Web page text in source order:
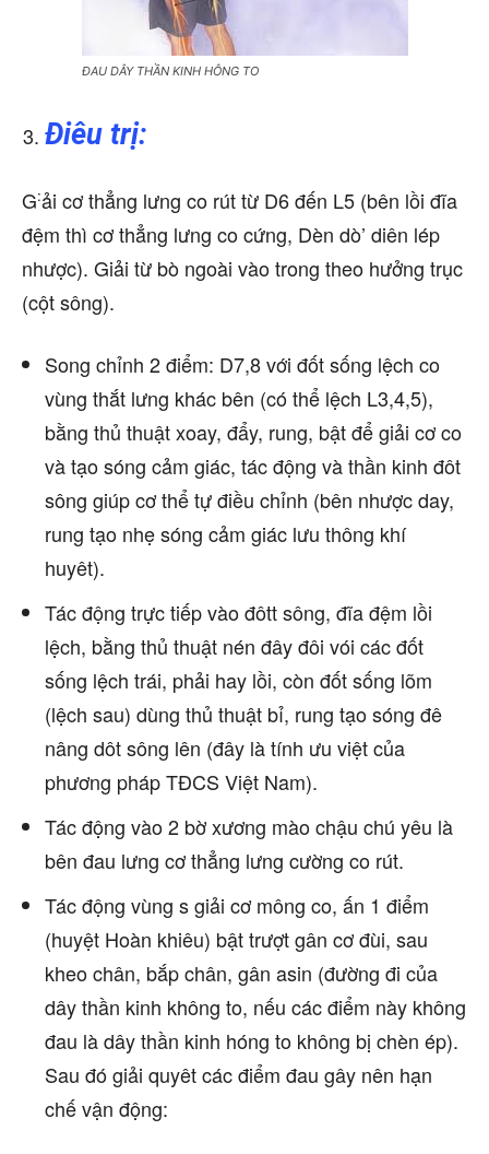
ĐAU DÂY THẦN KINH HÔNG TO
Điêu trị:
G:ải cơ thẳng lưng co rút từ D6 đến L5 (bên lồi đĩa
đệm thì cơ thẳng lưng co cứng, Dèn dò’ diên lép
nhược). Giải từ bò ngoài vào trong theo hưởng trục
(cột sông).
Song chỉnh 2 điểm: D7,8 với đốt sống lệch co
vùng thắt lưng khác bên (có thể lệch L3,4,5),
bằng thủ thuật xoay, đẩy, rung, bật để giải cơ co
và tạo sóng cảm giác, tác động và thần kinh đôt
sông giúp cơ thể tự điều chỉnh (bên nhược day,
rung tạo nhẹ sóng cảm giác lưu thông khí
huyêt).
Tác động trực tiếp vào đôtt sông, đĩa đệm lồi
lệch, bằng thủ thuật nén đây đôi vói các đốt
sống lệch trái, phải hay lồi, còn đốt sống lõm
(lệch sau) dùng thủ thuật bỉ, rung tạo sóng đê
nâng dôt sông lên (đây là tính ưu việt của
phương pháp TĐCS Việt Nam).
Tác động vào 2 bờ xương mào chậu chú yêu là
bên đau lưng cơ thẳng lưng cường co rút.
Tác động vùng s giải cơ mông co, ấn 1 điểm
(huyệt Hoàn khiêu) bật trượt gân cơ đùi, sau
kheo chân, bắp chân, gân asin (đường đi của
dây thần kinh không to, nếu các điểm này không
đau là dây thần kinh hóng to không bị chèn ép).
Sau đó giải quyêt các điểm đau gây nên hạn
chế vận động: